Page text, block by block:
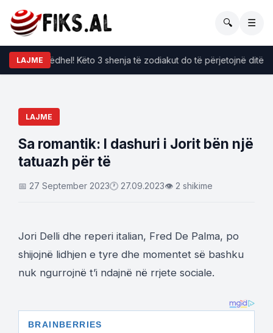
🔍 ☰
LAJME
po i përkëdhel! Këto 3 shenja të zodiakut do të përjetojnë ditë të
LAJME
Sa romantik: I dashuri i Jorit bën një
tatuazh për të
📅 27 September 2023🕐 27.09.2023👁 2 shikime
Jori Delli dhe reperi italian, Fred De Palma, po
shijojnë lidhjen e tyre dhe momentet së bashku
nuk ngurrojnë t’i ndajnë në rrjete sociale.